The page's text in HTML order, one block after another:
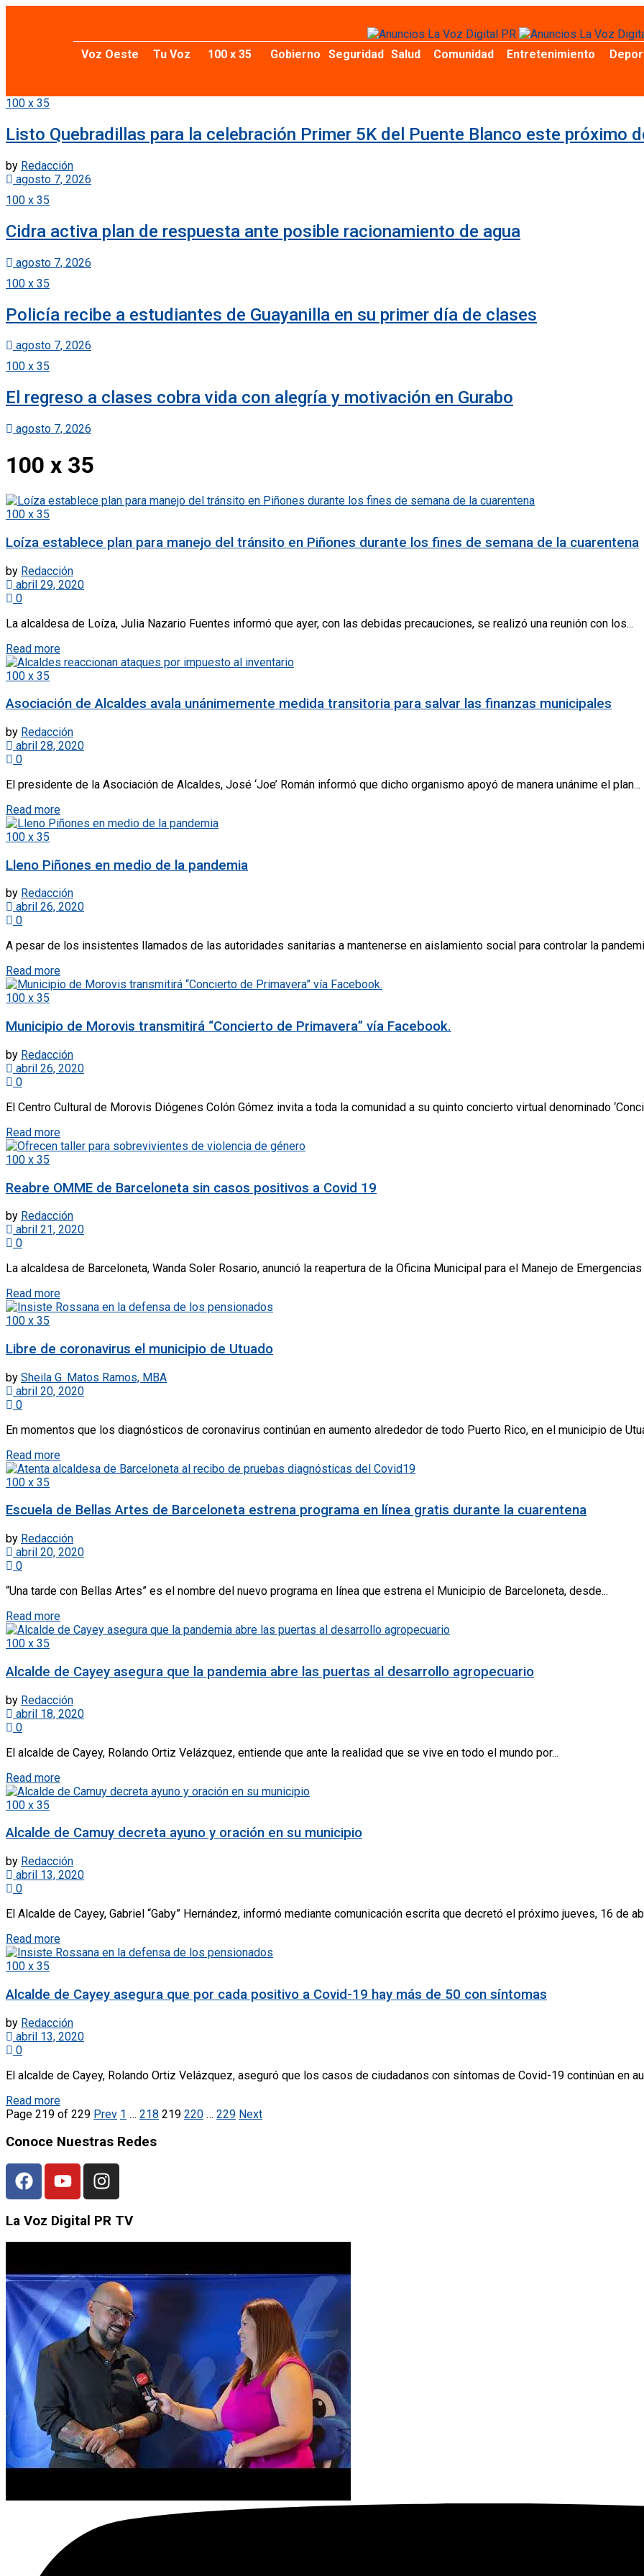
Voz Oeste Tu Voz 100 x 35 Gobierno Seguridad Salud Comunidad Entretenimiento
100 x 35
Listo Quebradillas para la celebración Primer 5K del Puente Blanco este próximo
by Redacción
agosto 7, 2026
100 x 35
Cidra activa plan de respuesta ante posible racionamiento de agua
agosto 7, 2026
100 x 35
Policía recibe a estudiantes de Guayanilla en su primer día de clases
agosto 7, 2026
100 x 35
El regreso a clases cobra vida con alegría y motivación en Gurabo
agosto 7, 2026
100 x 35
100 x 35
Loíza establece plan para manejo del tránsito en Piñones durante los fines de semana de la cuarentena
by Redacción
abril 29, 2020
0
La alcaldesa de Loíza, Julia Nazario Fuentes informó que ayer, con las debidas precauciones, se realizó una reunión con los...
Read more
100 x 35
Asociación de Alcaldes avala unánimemente medida transitoria para salvar las finanzas municipales
by Redacción
abril 28, 2020
0
El presidente de la Asociación de Alcaldes, José ‘Joe’ Román informó que dicho organismo apoyó de manera unánime el plan...
Read more
100 x 35
Lleno Piñones en medio de la pandemia
by Redacción
abril 26, 2020
0
A pesar de los insistentes llamados de las autoridades sanitarias a mantenerse en aislamiento social para controlar la
Read more
100 x 35
Municipio de Morovis transmitirá “Concierto de Primavera” vía Facebook.
by Redacción
abril 26, 2020
0
El Centro Cultural de Morovis Diógenes Colón Gómez invita a toda la comunidad a su quinto concierto virtual denominado
Read more
100 x 35
Reabre OMME de Barceloneta sin casos positivos a Covid 19
by Redacción
abril 21, 2020
0
La alcaldesa de Barceloneta, Wanda Soler Rosario, anunció la reapertura de la Oficina Municipal para el Manejo de Emergencias
Read more
100 x 35
Libre de coronavirus el municipio de Utuado
by Sheila G. Matos Ramos, MBA
abril 20, 2020
0
En momentos que los diagnósticos de coronavirus continúan en aumento alrededor de todo Puerto Rico, en el municipio de
Read more
100 x 35
Escuela de Bellas Artes de Barceloneta estrena programa en línea gratis durante la cuarentena
by Redacción
abril 20, 2020
0
“Una tarde con Bellas Artes” es el nombre del nuevo programa en línea que estrena el Municipio de Barceloneta, desde...
Read more
100 x 35
Alcalde de Cayey asegura que la pandemia abre las puertas al desarrollo agropecuario
by Redacción
abril 18, 2020
0
El alcalde de Cayey, Rolando Ortiz Velázquez, entiende que ante la realidad que se vive en todo el mundo por...
Read more
100 x 35
Alcalde de Camuy decreta ayuno y oración en su municipio
by Redacción
abril 13, 2020
0
El Alcalde de Cayey, Gabriel “Gaby” Hernández, informó mediante comunicación escrita que decretó el próximo jueves, 16 de
Read more
100 x 35
Alcalde de Cayey asegura que por cada positivo a Covid-19 hay más de 50 con síntomas
by Redacción
abril 13, 2020
0
El alcalde de Cayey, Rolando Ortiz Velázquez, aseguró que los casos de ciudadanos con síntomas de Covid-19 continúan en
Read more
Page 219 of 229 Prev 1 … 218 219 220 … 229 Next
Conoce Nuestras Redes
La Voz Digital PR TV